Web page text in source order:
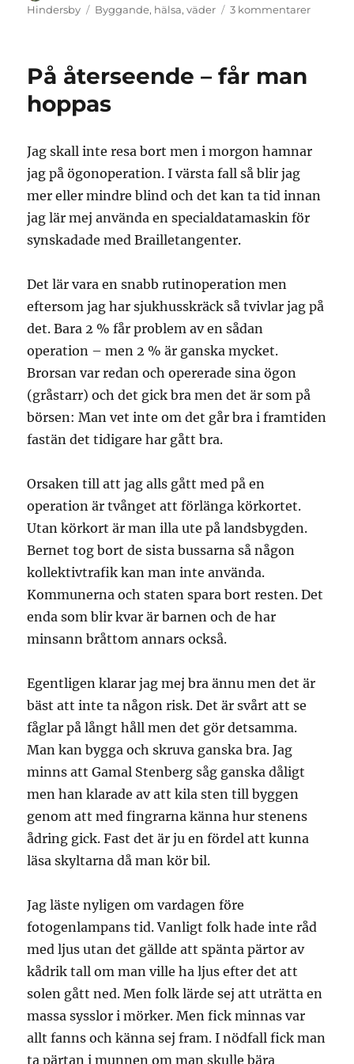
den
Hindersby
Etiketter
Byggande, hälsa,väder 3 kommentarertill
På återseende – får man
hoppas
Jag skall inte resa bort men i morgon hamnar
jag på ögonoperation. I värsta fall så blir jag
mer eller mindre blind och det kan ta tid innan
jag lär mej använda en specialdatamaskin för
synskadade med Brailletangenter.
Det lär vara en snabb rutinoperation men
eftersom jag har sjukhusskräck så tvivlar jag på
det. Bara 2 % får problem av en sådan
operation – men 2 % är ganska mycket.
Brorsan var redan och opererade sina ögon
(gråstarr) och det gick bra men det är som på
börsen: Man vet inte om det går bra i framtiden
fastän det tidigare har gått bra.
Orsaken till att jag alls gått med på en
operation är tvånget att förlänga körkortet.
Utan körkort är man illa ute på landsbygden.
Bernet tog bort de sista bussarna så någon
kollektivtrafik kan man inte använda.
Kommunerna och staten spara bort resten. Det
enda som blir kvar är barnen och de har
minsann bråttom annars också.
Egentligen klarar jag mej bra ännu men det är
bäst att inte ta någon risk. Det är svårt att se
fåglar på långt håll men det gör detsamma.
Man kan bygga och skruva ganska bra. Jag
minns att Gamal Stenberg såg ganska dåligt
men han klarade av att kila sten till byggen
genom att med fingrarna känna hur stenens
ådring gick. Fast det är ju en fördel att kunna
läsa skyltarna då man kör bil.
Jag läste nyligen om vardagen före
fotogenlampans tid. Vanligt folk hade inte råd
med ljus utan det gällde att spänta pärtor av
kådrik tall om man ville ha ljus efter det att
solen gått ned. Men folk lärde sej att uträtta en
massa sysslor i mörker. Men fick minnas var
allt fanns och känna sej fram. I nödfall fick man
ta pärtan i munnen om man skulle bära